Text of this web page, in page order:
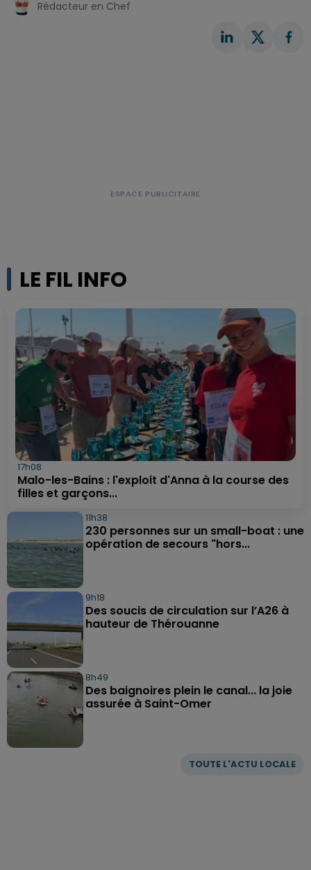
Rédacteur en Chef
LE FIL INFO
TOUTE L'ACTU LOCALE
17h08
Malo-les-Bains : l'exploit d'Anna à la course des
filles et garçons...
11h38
230 personnes sur un small-boat : une
opération de secours "hors...
9h18
Des soucis de circulation sur l’A26 à
hauteur de Thérouanne
8h49
Des baignoires plein le canal... la joie
assurée à Saint-Omer